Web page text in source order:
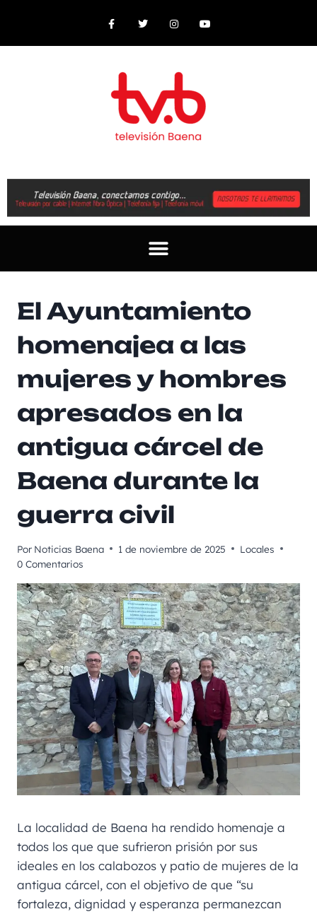
El Ayuntamiento
homenajea a las
mujeres y hombres
apresados en la
antigua cárcel de
Baena durante la
guerra civil
Por Noticias Baena 1 de noviembre de 2025
Locales
0 Comentarios
La localidad de Baena ha rendido homenaje a
todos los que que sufrieron prisión por sus
ideales en los calabozos y patio de mujeres de la
antigua cárcel, con el objetivo de que “su
fortaleza, dignidad y esperanza permanezcan